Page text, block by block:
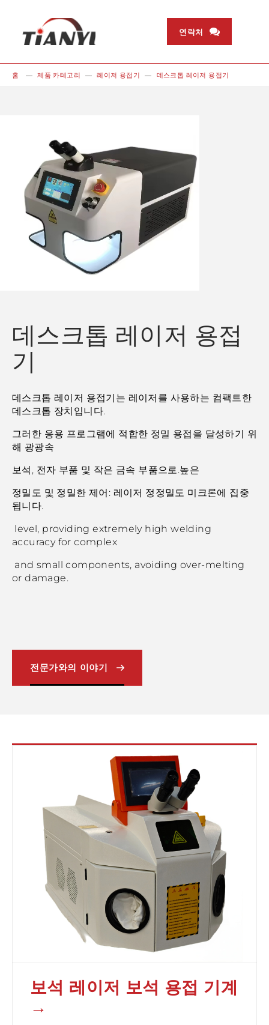
연락처
홈 제품 카테고리 레이저 용접기 데스크톱 레이저 용접기
데스크톱 레이저 용접
기
데스크톱 레이저 용접기는 레이저를 사용하는 컴팩트한
데스크톱 장치입니다.
그러한 응용 프로그램에 적합한 정밀 용접을 달성하기 위
해 광광속
보석, 전자 부품 및 작은 금속 부품으로.높은
정밀도 및 정밀한 제어: 레이저 정정밀도 미크론에 집중
됩니다.
level, providing extremely high welding
accuracy for complex
and small components, avoiding over-melting
or damage.
전문가와의 이야기
보석 레이저 보석 용접 기계